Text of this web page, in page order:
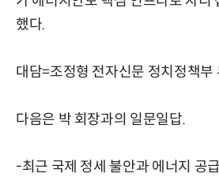
했다.
대담=조정형 전자신문 정치정책부
다음은 박 회장과의 일문일답.
-최근 국제 정세 불안과 에너지 공